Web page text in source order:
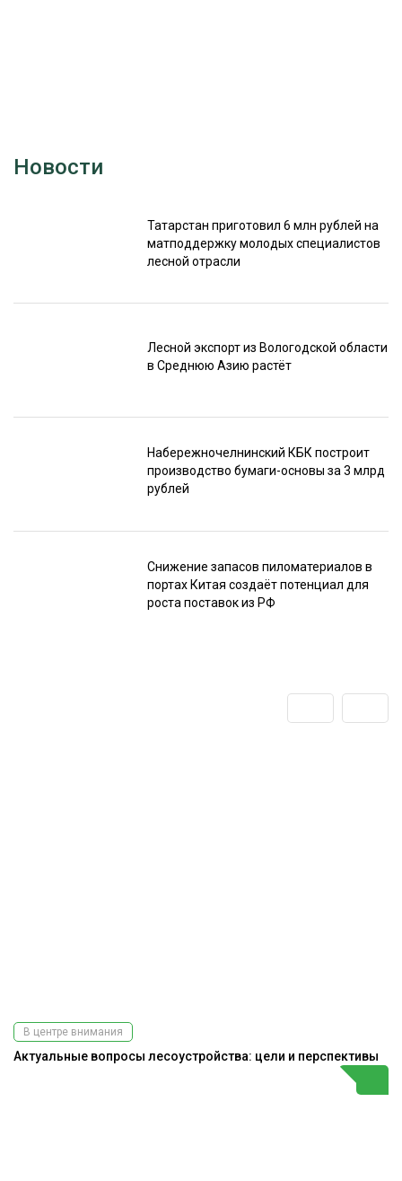
Новости
Татарстан приготовил 6 млн рублей на
матподдержку молодых специалистов
лесной отрасли
Лесной экспорт из Вологодской области
в Среднюю Азию растёт
Набережночелнинский КБК построит
производство бумаги-основы за 3 млрд
рублей
Снижение запасов пиломатериалов в
портах Китая создаёт потенциал для
роста поставок из РФ
В центре внимания
Актуальные вопросы лесоустройства: цели и перспективы